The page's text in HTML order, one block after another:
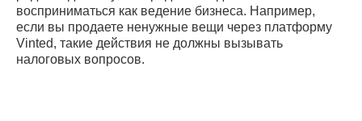
восприниматься как ведение бизнеса. Например,
если вы продаете ненужные вещи через платформу
Vinted, такие действия не должны вызывать
налоговых вопросов.